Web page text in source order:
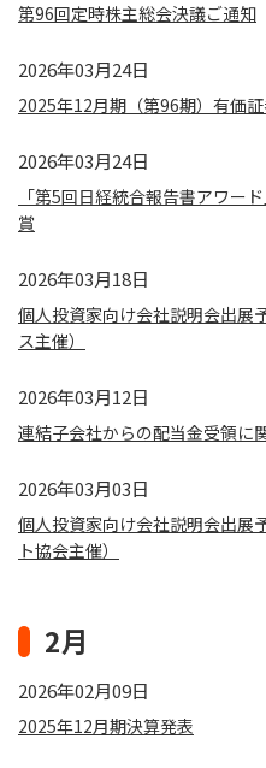
第96回定時株主総会決議ご通知
2026年03月24日
2025年12月期（第96期）有価
2026年03月24日
「第5回日経統合報告書アワー
賞
2026年03月18日
個人投資家向け会社説明会出展
ス主催）
2026年03月12日
連結子会社からの配当金受領に
2026年03月03日
個人投資家向け会社説明会出展
ト協会主催）
2月
2026年02月09日
2025年12月期決算発表